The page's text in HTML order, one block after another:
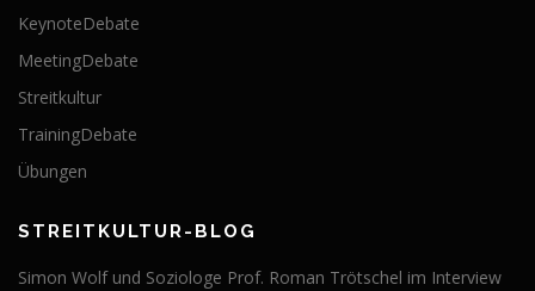
KeynoteDebate
MeetingDebate
Streitkultur
TrainingDebate
Übungen
STREITKULTUR-BLOG
Simon Wolf und Soziologe Prof. Roman Trötschel im Interview